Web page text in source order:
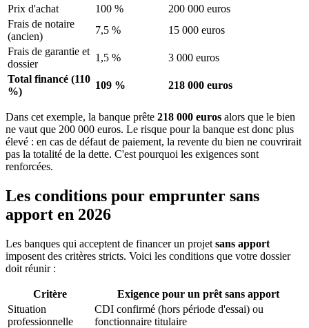
Prix d'achat
100 %
200 000 euros
Frais de notaire
(ancien)
7,5 %
15 000 euros
Frais de garantie et
dossier
1,5 %
3 000 euros
Total financé (110
%)
109 % 218 000 euros
Dans cet exemple, la banque prête 218 000 euros alors que le bien
ne vaut que 200 000 euros. Le risque pour la banque est donc plus
élevé : en cas de défaut de paiement, la revente du bien ne couvrirait
pas la totalité de la dette. C'est pourquoi les exigences sont
renforcées.
Les conditions pour emprunter sans
apport en 2026
Les banques qui acceptent de financer un projet sans apport
imposent des critères stricts. Voici les conditions que votre dossier
doit réunir :
Critère
Exigence pour un prêt sans apport
Situation
professionnelle
CDI confirmé (hors période d'essai) ou
fonctionnaire titulaire